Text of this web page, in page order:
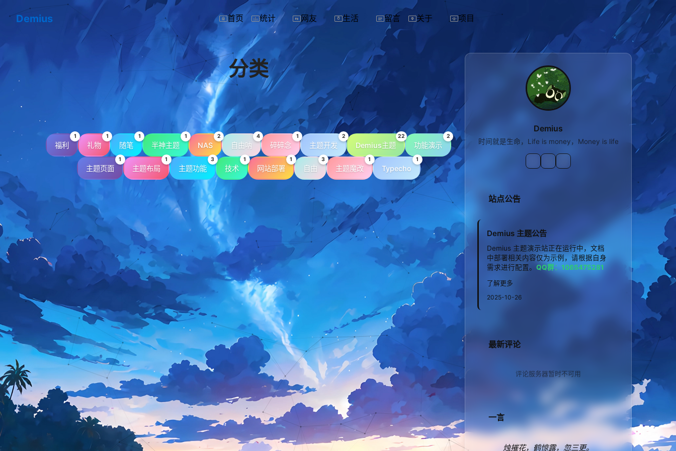
Demius 首页 统计 网友 生活 留言 关于 项目
分类
福利
1
礼物
1
随笔
1
半神主题
1
NAS
2
自由呐
4
碎碎念
1
主题开发
2
Demius主题
22
功能演示
2
主题页面
1
主题布局
1
主题功能
3
技术
1
网站部署
1
自由
3
主题魔改
1
Typecho
1
Demius
时间就是生命，Life is money，Money is life
站点公告
Demius 主题公告
Demius 主题演示站正在运行中，文档
中部署相关内容仅为示例，请根据自身
需求进行配置。 QQ群：1065475281
了解更多
2025-10-26
最新评论
评论服务器暂时不可用
一言
烛摧花，鹤惊露，忽三更。